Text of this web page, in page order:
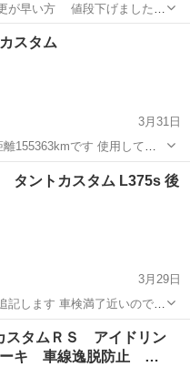
下げました、
、 入れ替えの駐車場確保の
。ドナドナです(≧ω≦。) お
エンジン
スタム
3月31日
155363kmです 使用してい
関東で使用していた車なので
ります。 外装内装共に綺麗な
タントカスタム
タントカスタム L375s 後
3月29日
記します 車検満了近いのでお
プラス4万になります、ご検
エンジン
スタムＲＳ アイドリン
ーキ 車線逸脱防止 …